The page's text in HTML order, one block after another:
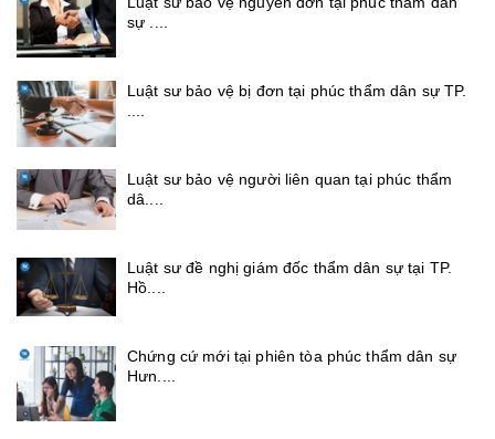
sự ....
Luật sư bảo vệ bị đơn tại phúc thẩm dân sự TP.
Luật sư bảo vệ người liên quan tại phúc thẩm
dâ....
Luật sư đề nghị giám đốc thẩm dân sự tại TP.
Hồ....
Chứng cứ mới tại phiên tòa phúc thẩm dân sự
Hưn....